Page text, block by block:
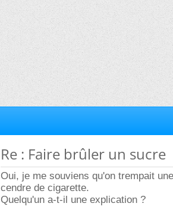
Re : Faire brûler un sucre
Oui, je me souviens qu'on trempait
cendre de cigarette.
Quelqu'un a-t-il une explication ?